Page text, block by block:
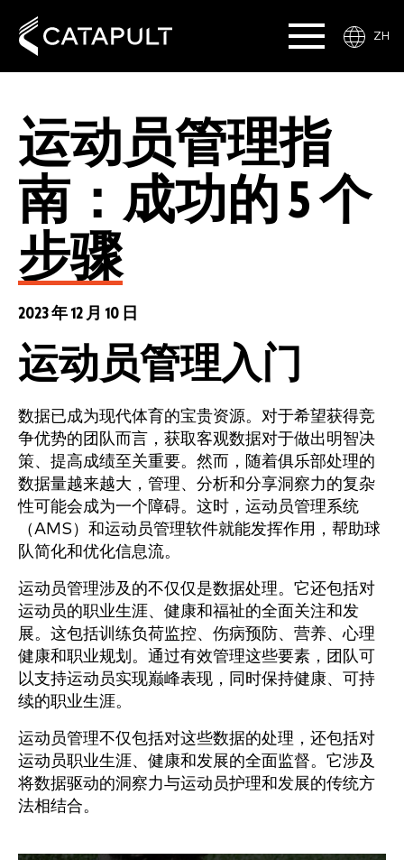
ZH
运动员管理指
南：成功的 5 个
步骤
2023 年 12 月 10 日
运动员管理入门
数据已成为现代体育的宝贵资源。对于希望获得竞
争优势的团队而言，获取客观数据对于做出明智决
策、提高成绩至关重要。然而，随着俱乐部处理的
数据量越来越大，管理、分析和分享洞察力的复杂
性可能会成为一个障碍。这时，运动员管理系统
（AMS）和运动员管理软件就能发挥作用，帮助球
队简化和优化信息流。
运动员管理涉及的不仅仅是数据处理。它还包括对
运动员的职业生涯、健康和福祉的全面关注和发
展。这包括训练负荷监控、伤病预防、营养、心理
健康和职业规划。通过有效管理这些要素，团队可
以支持运动员实现巅峰表现，同时保持健康、可持
续的职业生涯。
运动员管理不仅包括对这些数据的处理，还包括对
运动员职业生涯、健康和发展的全面监督。它涉及
将数据驱动的洞察力与运动员护理和发展的传统方
法相结合。